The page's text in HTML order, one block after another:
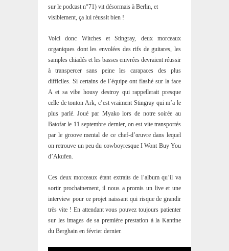
sur le podcast n°71) vit désormais à Berlin, et
visiblement, ça lui réussit bien !
Voici donc Witches et Stingray, deux morceaux
organiques dont les envolées des rifs de guitares, les
samples chiadés et les basses enivrées devraient réussir
à transpercer sans peine les carapaces des plus
difficiles. Si certains de l’équipe ont flashé sur la face
A et sa vibe housy destroy qui rappellerait presque
celle de tonton Ark, c’est vraiment Stingray qui m’a le
plus parlé. Joué par Myako lors de notre soirée au
Batofar le 11 septembre dernier, on est vite transportés
par le groove mental de ce chef-d’œuvre dans lequel
on retrouve un peu du cowboyresque I Wont Buy You
d’Akufen.
Ces deux morceaux étant extraits de l’album qu’il va
sortir prochainement, il nous a promis un live et une
interview pour ce projet naissant qui risque de grandir
très vite ! En attendant vous pouvez toujours patienter
sur les images de sa première prestation à la Kantine
du Berghain en février dernier.